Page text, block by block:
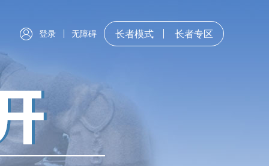
登录 无障碍 长者模式 长者专区